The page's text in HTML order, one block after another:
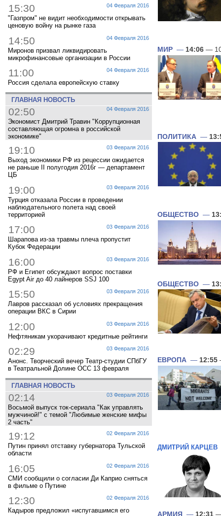
04 Февраля 2016
15:30
"Газпром" не видит необходимости открывать
ценовую войну на рынке газа
04 Февраля 2016
14:50
Миронов призвал ликвидировать
микрофинансовые организации в России
04 Февраля 2016
11:00
Россия сделала европейскую ставку
ГЛАВНАЯ НОВОСТЬ
04 Февраля 2016
02:50
Экономист Дмитрий Травин "Коррупционная
составляющая огромна в российской
экономике"
03 Февраля 2016
19:10
Выход экономики РФ из рецессии ожидается
не раньше II полугодия 2016г — департамент
ЦБ
03 Февраля 2016
19:00
Турция отказала России в проведении
наблюдательного полета над своей
территорией
03 Февраля 2016
17:00
Шарапова из-за травмы плеча пропустит
Кубок Федерации
03 Февраля 2016
16:00
РФ и Египет обсуждают вопрос поставки
Egypt Air до 40 лайнеров SSJ 100
03 Февраля 2016
15:50
Лавров рассказал об условиях прекращения
операции ВКС в Сирии
03 Февраля 2016
12:00
Нефтяникам укорачивают кредитные рейтинги
03 Февраля 2016
02:29
Анонс. Творческий вечер Театр-студии СПбГУ
в Театральной Долине ОСС 13 февраля
ГЛАВНАЯ НОВОСТЬ
03 Февраля 2016
02:14
Восьмой выпуск ток-сериала "Как управлять
мужчиной!" с темой "Любимые женские мифы
2 часть"
02 Февраля 2016
19:12
Путин принял отставку губернатора Тульской
области
02 Февраля 2016
16:05
СМИ сообщили о согласии Ди Каприо сняться
в фильме о Путине
02 Февраля 2016
12:30
Кадыров предложил «испугавшимся его
МИР — 14:06 —
ПОЛИТИКА —
ОБЩЕСТВО —
ОБЩЕСТВО —
ЕВРОПА — 12:55
ДМИТРИЙ КАРЦЕВ
АРМИЯ — 12:31 —